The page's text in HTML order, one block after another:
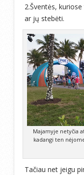
2.Šventės,
ar jų stebėti.
Majamyje netyčia
kadangi ten
Tačiau net jeigu